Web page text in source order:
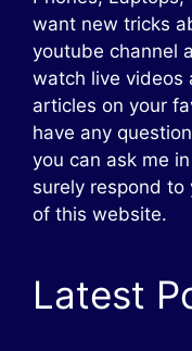
want new tricks
youtube channel
watch live videos
articles on your
have any
you can ask me
surely respond to
of this website.
Latest